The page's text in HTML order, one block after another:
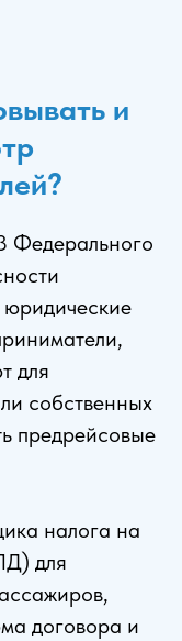
и
Федерального
для
собственных
предрейсовые
налога на
для
договора и